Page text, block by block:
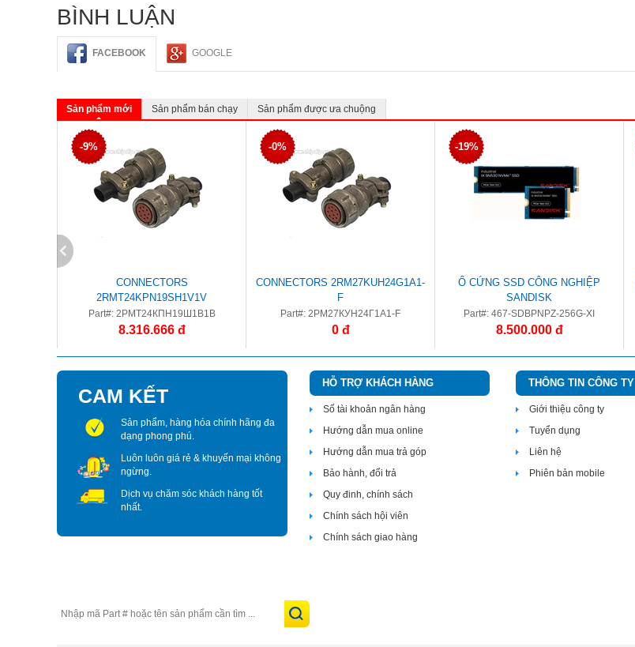
BÌNH LUẬN
FACEBOOK GOOGLE
Sản phẩm mới Sản phẩm bán chạy Sản phẩm được ưa chuộng
-9%
CONNECTORS
2RMT24KPN19SH1V1V
Part#: 2РМТ24КПН19Ш1В1В
8.316.666 đ
-0%
CONNECTORS 2RM27KUH24G1A1-
F
Part#: 2РМ27КУН24Г1А1-F
0 đ
-19%
Ổ CỨNG SSD CÔNG NGHIỆP
SANDISK
Part#: 467-SDBPNPZ-256G-XI
8.500.000 đ
CAM KẾT
Sản phẩm, hàng hóa chính hãng đa
dạng phong phú.
Luôn luôn giá rẻ & khuyến mại không
ngừng.
Dịch vụ chăm sóc khách hàng tốt
nhất.
HỖ TRỢ KHÁCH HÀNG
Số tài khoản ngân hàng
Hướng dẫn mua online
Hướng dẫn mua trả góp
Bảo hành, đổi trả
Quy đinh, chính sách
Chính sách hội viên
Chính sách giao hàng
THÔNG TIN CÔNG TY
Giới thiệu công ty
Tuyển dụng
Liên hệ
Phiên bản mobile